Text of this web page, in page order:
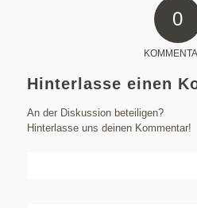
0
Hinterlasse einen
An der Diskussion beteiligen?
Hinterlasse uns deinen Kommentar!